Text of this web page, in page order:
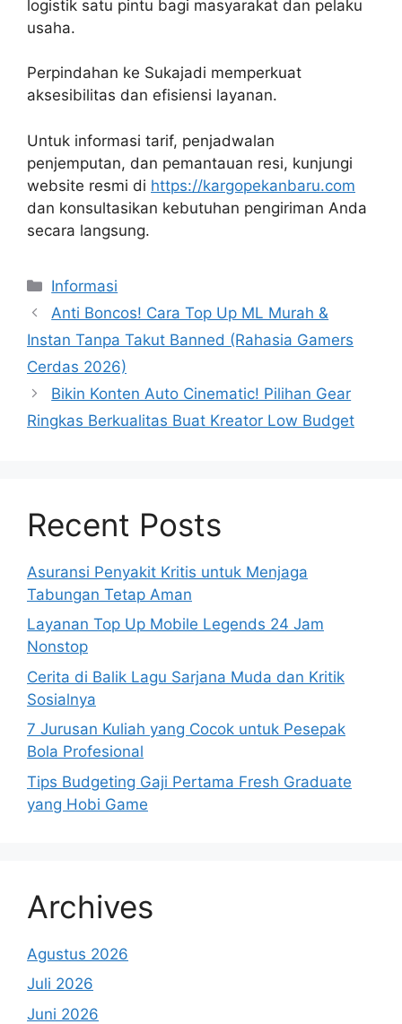
logistik satu pintu bagi masyarakat dan pelaku
usaha.
Perpindahan ke Sukajadi memperkuat
aksesibilitas dan efisiensi layanan.
Untuk informasi tarif, penjadwalan
penjemputan, dan pemantauan resi, kunjungi
website resmi di https://kargopekanbaru.com
dan konsultasikan kebutuhan pengiriman Anda
secara langsung.
Kategori
Informasi
Anti Boncos! Cara Top Up ML Murah &
Instan Tanpa Takut Banned (Rahasia Gamers
Cerdas 2026)
Bikin Konten Auto Cinematic! Pilihan Gear
Ringkas Berkualitas Buat Kreator Low Budget
Recent Posts
Asuransi Penyakit Kritis untuk Menjaga
Tabungan Tetap Aman
Layanan Top Up Mobile Legends 24 Jam
Nonstop
Cerita di Balik Lagu Sarjana Muda dan Kritik
Sosialnya
7 Jurusan Kuliah yang Cocok untuk Pesepak
Bola Profesional
Tips Budgeting Gaji Pertama Fresh Graduate
yang Hobi Game
Archives
Agustus 2026
Juli 2026
Juni 2026